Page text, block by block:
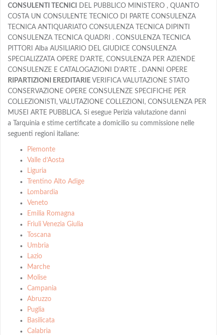
CONSULENTI TECNICI
DEL PUBBLICO MINISTERO , QUANTO
COSTA UN CONSULENTE TECNICO DI PARTE CONSULENZA
TECNICA ANTIQUARIATO CONSULENZA TECNICA DIPINTI
CONSULENZA TECNICA QUADRI . CONSULENZA TECNICA
PITTORI Alba AUSILIARIO DEL GIUDICE CONSULENZA
SPECIALIZZATA OPERE D’ARTE, CONSULENZA PER AZIENDE
CONSULENZE E CATALOGAZIONI D’ARTE . DANNI OPERE
RIPARTIZIONI EREDITARIE VERIFICA VALUTAZIONE STATO
CONSERVAZIONE OPERE CONSULENZE SPECIFICHE PER
COLLEZIONISTI, VALUTAZIONE COLLEZIONI, CONSULENZA PER
MUSEI ARTE PUBBLICA. Si esegue Perizia valutazione danni
a Tarquinia e stime certificate a domicilio su commissione nelle
seguenti regioni italiane:
Piemonte
Valle d’Aosta
Liguria
Trentino Alto Adige
Lombardia
Veneto
Emilia Romagna
Friuli Venezia Giulia
Toscana
Umbria
Lazio
Marche
Molise
Campania
Abruzzo
Puglia
Basilicata
Calabria